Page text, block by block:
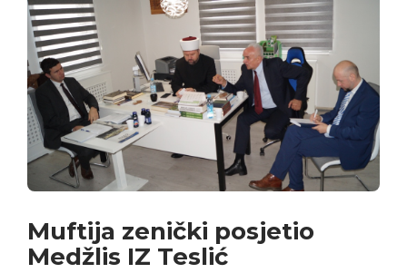
Muftija zenički posjetio
Medžlis IZ Teslić